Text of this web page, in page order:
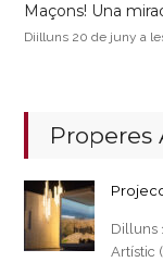
Maçons! Una
Diilluns 20 de juny a
Properes
Dilluns
Artístic